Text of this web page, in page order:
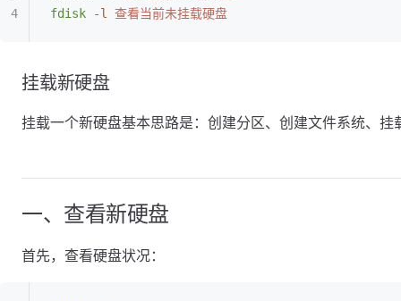
fdisk -l 查看当前未挂载硬盘
挂载新硬盘
挂载一个新硬盘基本思路是：创建分区、创建文件系统、挂
一、查看新硬盘
首先，查看硬盘状况：